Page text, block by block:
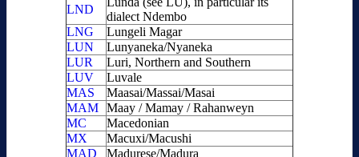
LND
dialect Ndembo
LNG
Lungeli Magar
LUN
Lunyaneka/Nyaneka
LUR
Luri, Northern and Southern
LUV
Luvale
MAS
Maasai/Massai/Masai
MAM Maay / Mamay / Rahanweyn
MC
Macedonian
MX
Macuxi/Macushi
MAD
Madurese/Madura